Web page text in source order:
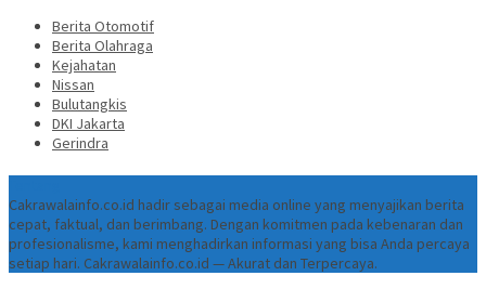
Berita Otomotif
Berita Olahraga
Kejahatan
Nissan
Bulutangkis
DKI Jakarta
Gerindra
Cakrawalainfo.co.id hadir sebagai media online yang menyajikan berita
cepat, faktual, dan berimbang. Dengan komitmen pada kebenaran dan
profesionalisme, kami menghadirkan informasi yang bisa Anda percaya
setiap hari. Cakrawalainfo.co.id — Akurat dan Terpercaya.